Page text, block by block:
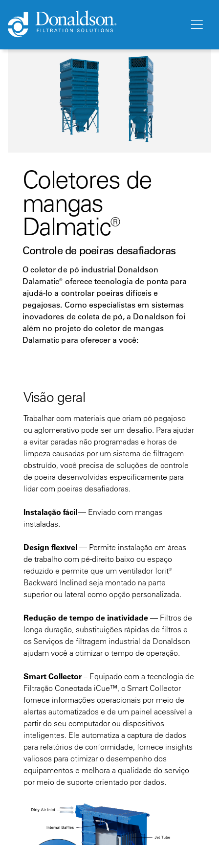
Coletores de
mangas
Dalmatic®
Controle de poeiras desafiadoras
O coletor de pó industrial Donaldson
Dalamatic® oferece tecnologia de ponta para
ajudá-lo a controlar poeiras difíceis e
pegajosas. Como especialistas em sistemas
inovadores de coleta de pó, a Donaldson foi
além no projeto do coletor de mangas
Dalamatic para oferecer a você:
Visão geral
Trabalhar com materiais que criam pó pegajoso
ou aglomerativo pode ser um desafio. Para ajudar
a evitar paradas não programadas e horas de
limpeza causadas por um sistema de filtragem
obstruído, você precisa de soluções de controle
de poeira desenvolvidas especificamente para
lidar com poeiras desafiadoras.
Instalação fácil— Enviado com mangas
instaladas.
Design flexível — Permite instalação em áreas
de trabalho com pé-direito baixo ou espaço
reduzido e permite que um ventilador Torit®
Backward Inclined seja montado na parte
superior ou lateral como opção personalizada.
Redução de tempo de inatividade — Filtros de
longa duração, substituições rápidas de filtros e
os Serviços de filtragem industrial da Donaldson
ajudam você a otimizar o tempo de operação.
Smart Collector – Equipado com a tecnologia de
Filtração Conectada iCue™, o Smart Collector
fornece informações operacionais por meio de
alertas automatizados e de um painel acessível a
partir do seu computador ou dispositivos
inteligentes. Ele automatiza a captura de dados
para relatórios de conformidade, fornece insights
valiosos para otimizar o desempenho dos
equipamentos e melhora a qualidade do serviço
por meio de suporte orientado por dados.